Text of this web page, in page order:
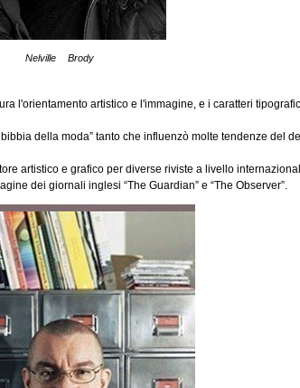
Nelville Brody
l'orientamento artistico e l'immagine, e i caratteri
della moda” tanto che influenzò molte tendenze del
artistico e grafico per diverse riviste a livello
dei giornali inglesi “The Guardian” e “The Observer”.